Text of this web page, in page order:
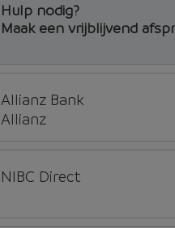
Hulp nodig?
Maak een vrijblijvend
Allianz Bank
Allianz
NIBC Direct